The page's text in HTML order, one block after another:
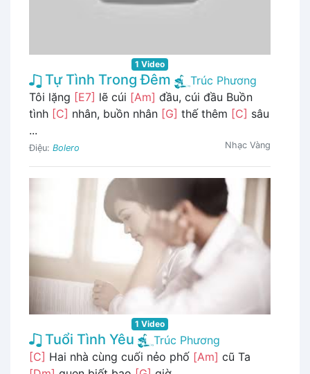
1 Video
Tự Tình Trong Đêm
Trúc Phương
Tôi lặng [E7] lẽ cúi [Am] đầu, cúi đầu Buồn
tình [C] nhân, buồn nhân [G] thế thêm [C] sâu
...
Điệu: Bolero Nhạc Vàng
1 Video
Tuổi Tình Yêu
Trúc Phương
[C] Hai nhà cùng cuối nẻo phố [Am] cũ Ta